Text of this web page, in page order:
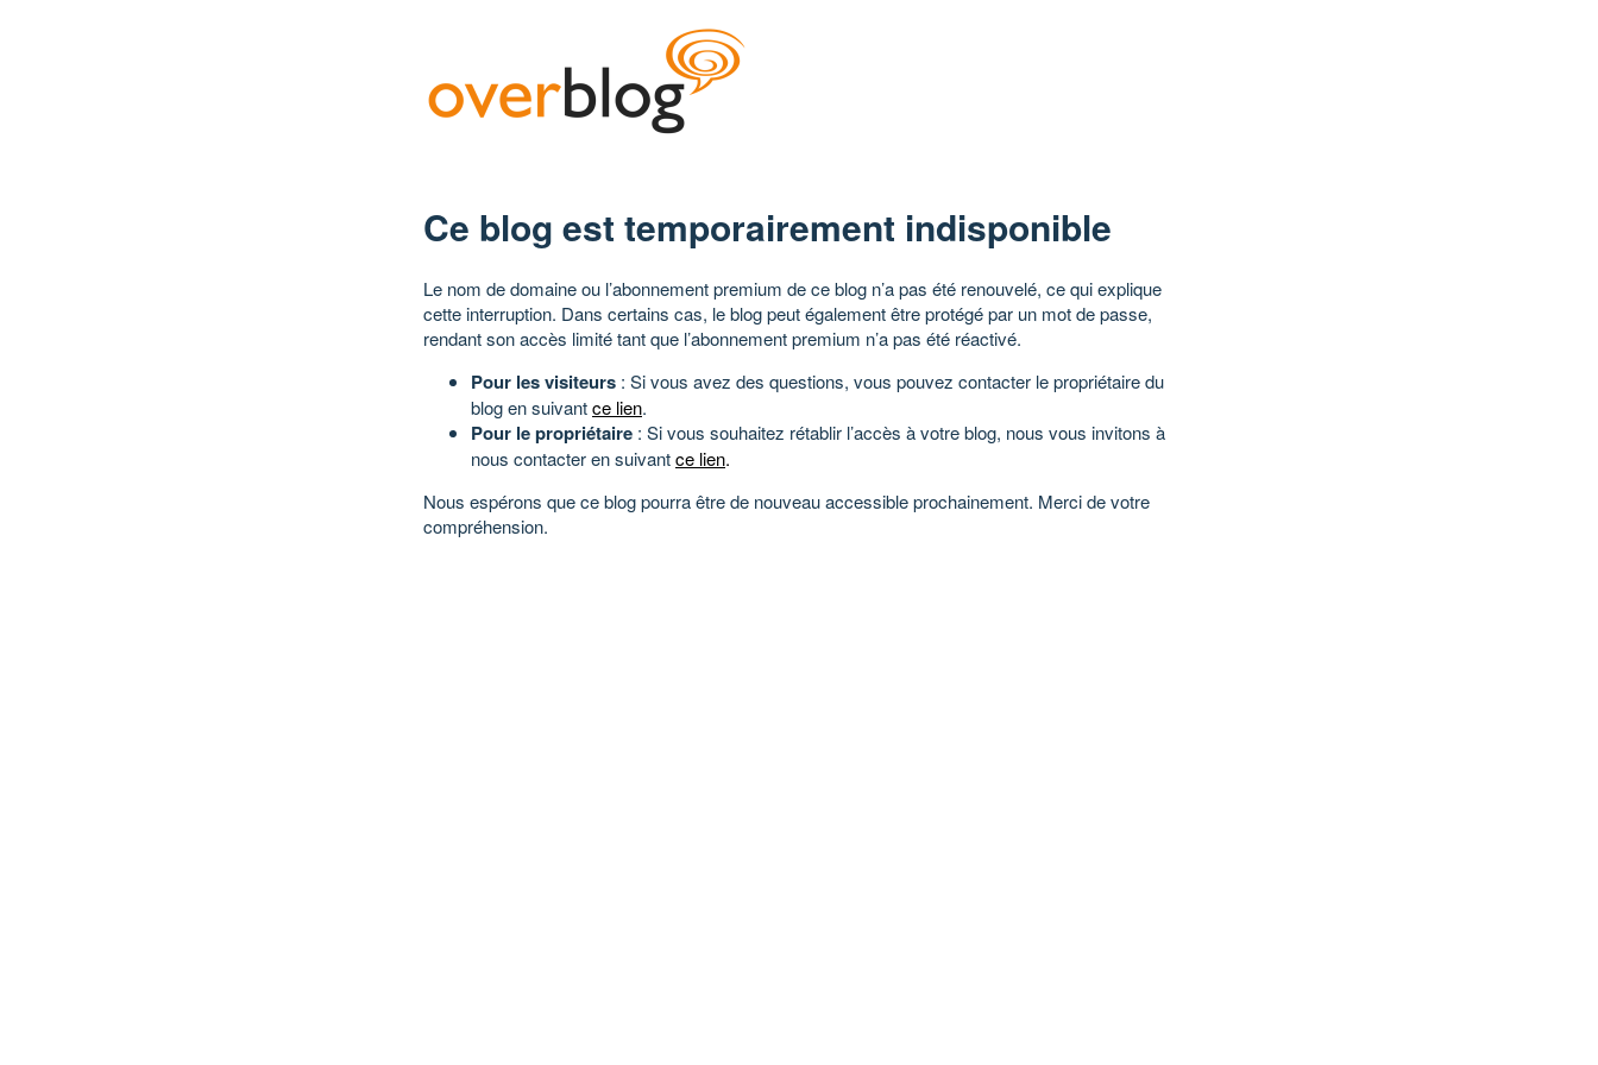
Ce blog est temporairement indisponible
Le nom de domaine ou l’abonnement premium de ce blog n’a pas été renouvelé, ce qui explique
cette interruption. Dans certains cas, le blog peut également être protégé par un mot de passe,
rendant son accès limité tant que l’abonnement premium n’a pas été réactivé.
Pour les visiteurs : Si vous avez des questions, vous pouvez contacter le propriétaire du
blog en suivantce lien.
Pour le propriétaire : Si vous souhaitez rétablir l’accès à votre blog, nous vous invitons à
nous contacter en suivantce lien.
Nous espérons que ce blog pourra être de nouveau accessible prochainement. Merci de votre
compréhension.